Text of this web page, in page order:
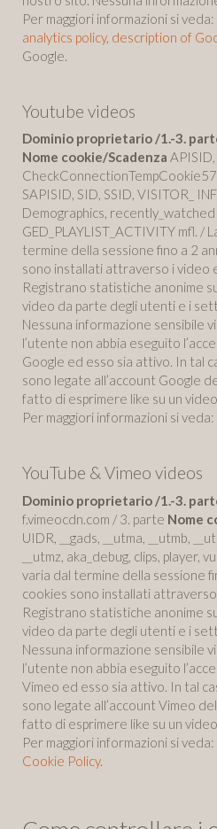
Per maggiori informazioni si veda:
analytics policy, description of
Google.
Youtube videos
Dominio proprietario /1.-3.
Nome cookie/Scadenza APISID,
SAPISID, SID, SSID, VISITOR_
Demographics,
GED_PLAYLIST_ACTIVITY mfl. /
termine della sessione fino a 2
sono installati attraverso i video
Registrano statistiche anonime
video da parte degli utenti e i
Nessuna informazione sensibile
l’utente non abbia eseguito
Google ed esso sia attivo. In tal
sono legate all’account Google
fatto di esprimere like su un
Per maggiori informazioni si veda:
YouTube & Vimeo videos
Dominio proprietario /1.-3.
f.vimeocdn.com / 3. parte Nome
UIDR, __gads, __utma, __utmb,
__utmz, aka_debug, clips, player,
varia dal termine della sessione
cookies sono installati attraverso
Registrano statistiche anonime
video da parte degli utenti e i
Nessuna informazione sensibile
l’utente non abbia eseguito
Vimeo ed esso sia attivo. In tal
sono legate all’account Vimeo
fatto di esprimere like su un
Per maggiori informazioni si veda:
Cookie Policy.